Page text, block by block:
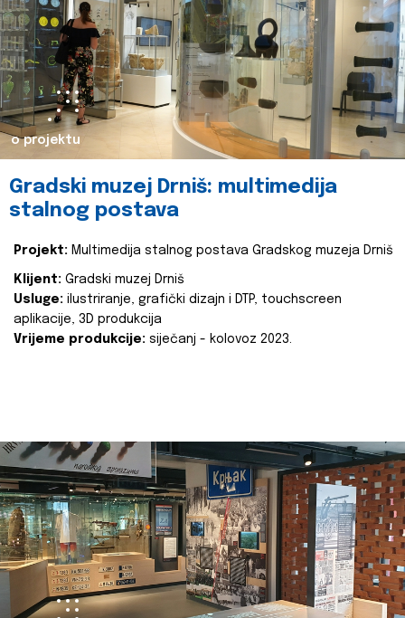
o projektu
Gradski muzej Drniš: multimedija
stalnog postava
Projekt: Multimedija stalnog postava Gradskog muzeja Drniš
Klijent: Gradski muzej Drniš
Usluge: ilustriranje, grafički dizajn i DTP, touchscreen
aplikacije, 3D produkcija
Vrijeme produkcije: siječanj - kolovoz 2023.